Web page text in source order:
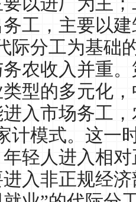
工，主要以
际分工为基础
农收入并重
型的多元化
入市场务工
计模式。这一
轻人进入相
入非正规经